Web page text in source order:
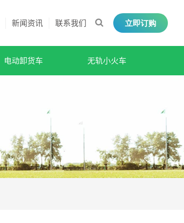
新闻资讯 联系我们 立即订购
电动卸货车 无轨小火车